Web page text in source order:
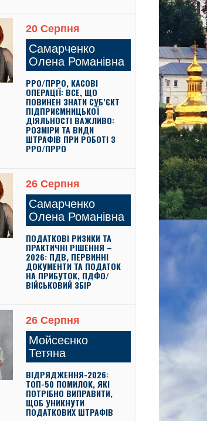
20 Серпня
Самарченко
Олена Романівна
РРО/ПРРО, КАСОВІ
ОПЕРАЦІЇ: ВСЕ, ЩО
ПОВИНЕН ЗНАТИ СУБ’ЄКТ
ПІДПРИЄМНИЦЬКОЇ
ДІЯЛЬНОСТІ ВАЖЛИВО:
РОЗМІРИ ТА ВИДИ
ШТРАФІВ ПРИ РОБОТІ З
РРО/ПРРО
26 Серпня
Самарченко
Олена Романівна
ПОДАТКОВІ РИЗИКИ ТА
ПРАКТИЧНІ РІШЕННЯ –
2026: ПДВ, ПЕРВИННІ
ДОКУМЕНТИ ТА ПОДАТОК
НА ПРИБУТОК, ПДФО/
ВІЙСЬКОВИЙ ЗБІР
26 Серпня
Мойсеєнко
Тетяна
ВІДРЯДЖЕННЯ-2026:
ТОП-50 ПОМИЛОК, ЯКІ
ПОТРІБНО ВИПРАВИТИ,
ЩОБ УНИКНУТИ
ПОДАТКОВИХ ШТРАФІВ